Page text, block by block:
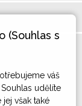
(Souhlas s
váš
udělíte
jej však také